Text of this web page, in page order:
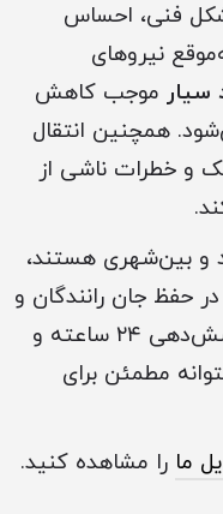
فنی، احساس
نیروهای
سیار موجب کاهش
همچنین انتقال
و خطرات ناشی از
و بین‌شهری هستند،
حفظ جان رانندگان و
سرنشینان دارد. این خدمات با پوشش‌دهی ۲۴ ساعته و
مطمئن برای
ما را مشاهده کنید.